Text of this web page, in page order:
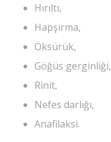
Hırıltı,
Hapşırma,
Öksürük,
Göğüs gerginliği,
Rinit,
Nefes darlığı,
Anafilaksi.